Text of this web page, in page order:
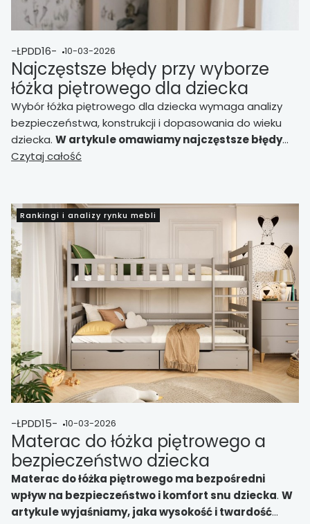
-ŁPDD16- 10-03-2026
Najczęstsze błędy przy wyborze
łóżka piętrowego dla dziecka
Wybór łóżka piętrowego dla dziecka wymaga analizy
bezpieczeństwa, konstrukcji i dopasowania do wieku
dziecka. W artykule omawiamy najczęstsze błędy
popełniane przez rodziców przy zakupie łóżka
rozwiązanie.
Czytaj całość
Rankingi i analizy rynku mebli
-ŁPDD15- 10-03-2026
Materac do łóżka piętrowego a
bezpieczeństwo dziecka
Materac do łóżka piętrowego ma bezpośredni
wpływ na bezpieczeństwo i komfort snu dziecka. W
artykule wyjaśniamy, jaka wysokość i twardość